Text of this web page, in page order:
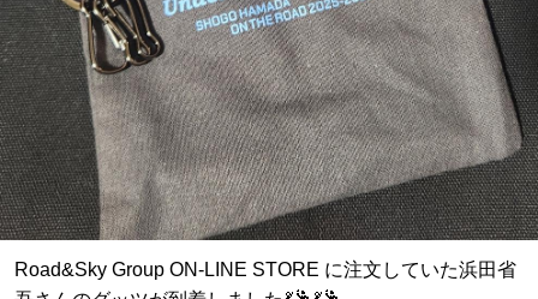
Road&Sky Group ON-LINE STORE に注文していた浜田省